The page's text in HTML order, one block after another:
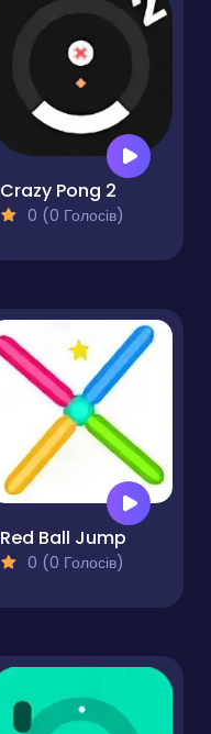
Crazy Pong 2
0 (0 Голосів)
Red Ball Jump
0 (0 Голосів)